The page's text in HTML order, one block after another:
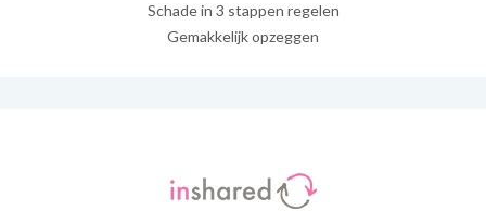
Schade in 3 stappen regelen
Gemakkelijk opzeggen